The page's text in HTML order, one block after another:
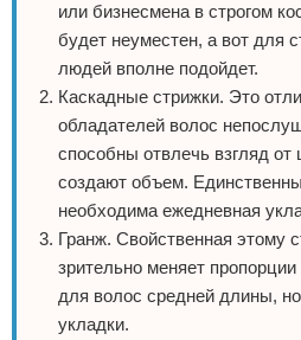
или бизнесмена в строгом
будет неуместен, а вот для
людей вполне подойдет.
Каскадные стрижки. Это
обладателей волос
способны отвлечь взгляд от
создают объем.
необходима ежедневная
Гранж. Свойственная этому
зрительно меняет
для волос средней длины,
укладки.